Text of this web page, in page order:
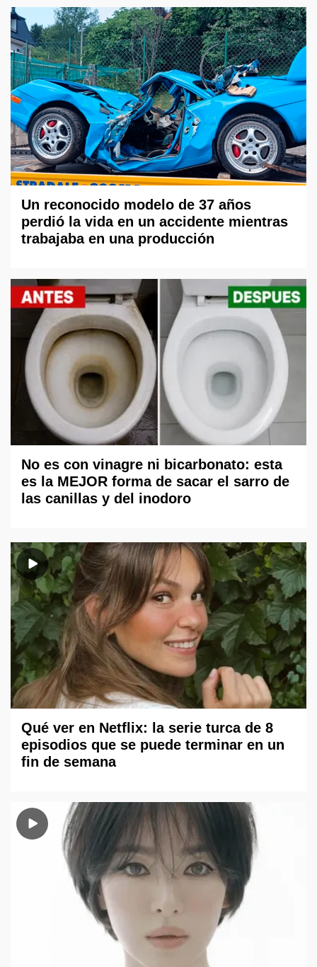
Un reconocido modelo de 37 años
perdió la vida en un accidente mientras
trabajaba en una producción
No es con vinagre ni bicarbonato: esta
es la MEJOR forma de sacar el sarro de
las canillas y del inodoro
Qué ver en Netflix: la serie turca de 8
episodios que se puede terminar en un
fin de semana